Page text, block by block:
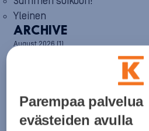
Yleinen
ARCHIVE
August 2026(1)
March 2026(8)
February 2026
(5)
January 2026(6)
Parempaa palvelua
evästeiden avulla